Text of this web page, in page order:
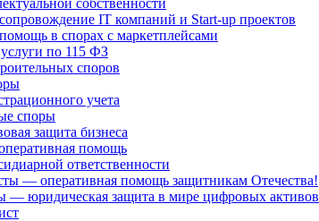
собственности
IT компаний и Start-up проектов
в спорах с маркетплейсами
по 115 ФЗ
споров
учета
споры
защита бизнеса
помощь
ответственности
— оперативная помощь защитникам Отечества!
— юридическая защита в мире цифровых активов